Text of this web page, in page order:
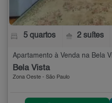
5 quartos 2 suítes
Apartamento à Venda na Bela
Bela Vista
Zona Oeste - São Paulo